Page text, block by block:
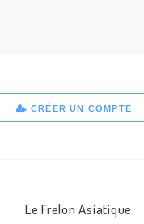
CRÉER UN COMPTE
Le Frelon Asiatique